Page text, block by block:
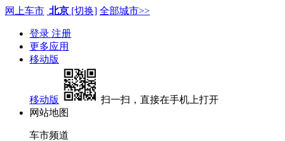
网上车市 北京 [切换] 全部城市>>
登录 注册
更多应用
移动版
移动版
扫一扫，直接在手机上打开
网站地图
车市频道